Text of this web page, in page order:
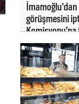
görüşmesini